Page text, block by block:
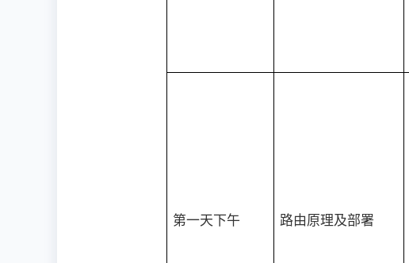
第一天下午 路由原理及部署